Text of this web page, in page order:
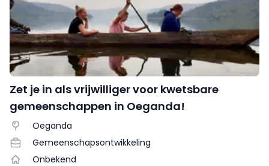
Zet je in als vrijwilliger voor kwetsbare
gemeenschappen in Oeganda!
Oeganda
Gemeenschapsontwikkeling
Onbekend